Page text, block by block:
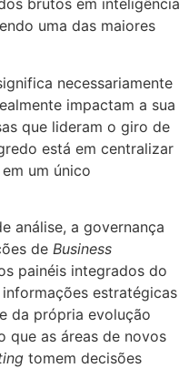
brutos em inteligência
uma das maiores
necessariamente
impactam a sua
que lideram o giro de
está em centralizar
um único
análise, a governança
de Business
painéis integrados do
estratégicas
da própria evolução
que as áreas de novos
tomem decisões